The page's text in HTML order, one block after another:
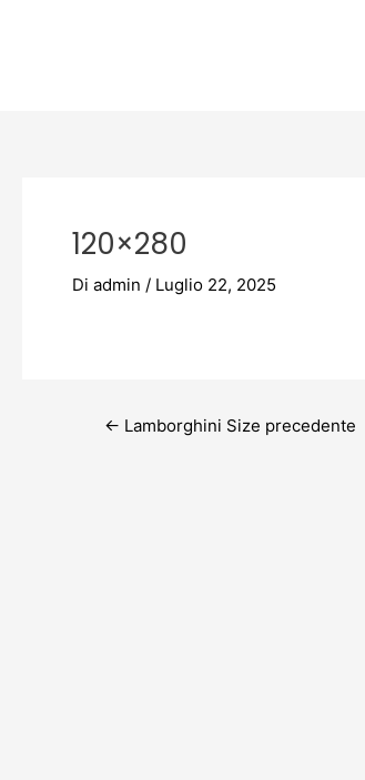
120×280
Di admin / Luglio 22, 2025
← Lamborghini Size precedente